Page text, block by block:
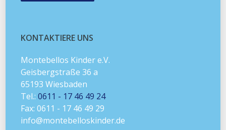
KONTAKTIERE UNS
Montebellos Kinder e.V.
Geisbergstraße 36 a
65193 Wiesbaden
Tel.:0611 - 17 46 49 24
Fax: 0611 - 17 46 49 29
info@montebelloskinder.de